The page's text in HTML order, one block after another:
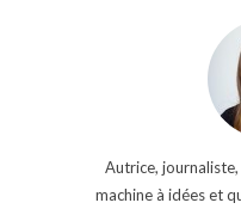
Autrice,
machine à idées et